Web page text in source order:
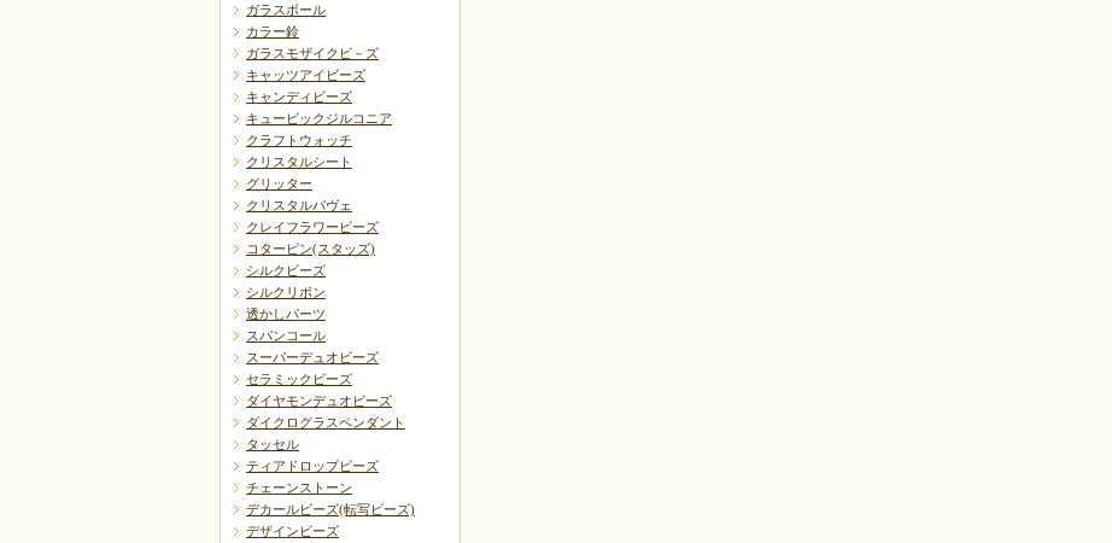
ガラスボール
カラー鈴
ガラスモザイクビ－ズ
キャッツアイビーズ
キャンディビーズ
キュービックジルコニア
クラフトウォッチ
クリスタルシート
グリッター
クリスタルパヴェ
クレイフラワービーズ
コターピン(スタッズ)
シルクビーズ
シルクリボン
透かしパーツ
スパンコール
スーパーデュオビーズ
セラミックビーズ
ダイヤモンデュオビーズ
ダイクログラスペンダント
タッセル
ティアドロップビーズ
チェーンストーン
デカールビーズ(転写ビーズ)
デザインビーズ